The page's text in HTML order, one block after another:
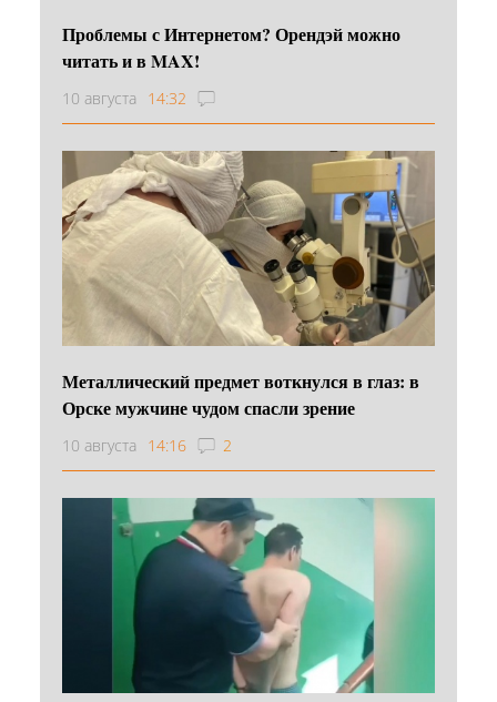
Проблемы с Интернетом? Орендэй можно
читать и в MAX!
10 августа 14:32
Металлический предмет воткнулся в глаз: в
Орске мужчине чудом спасли зрение
10 августа 14:16 2